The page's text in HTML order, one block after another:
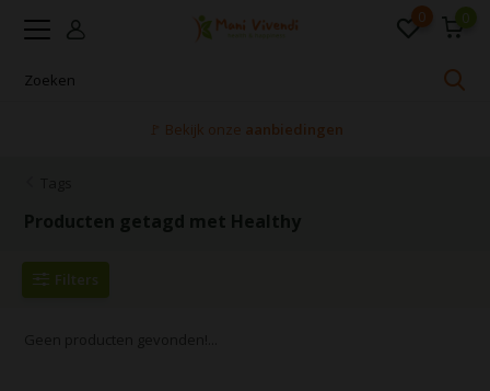
0 0
🚩 Bekijk onze aanbiedingen
Producten getagd met Healthy
Filters